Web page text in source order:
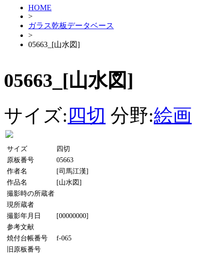
HOME
>
ガラス乾板データベース
>
05663_[山水図]
05663_[山水図]
サイズ: 四切 分野:絵画
サイズ
四切
原板番号
05663
作者名
[司馬江漢]
作品名
[山水図]
撮影時の所蔵者
現所蔵者
撮影年月日
[00000000]
参考文献
焼付台帳番号
f-065
旧原板番号